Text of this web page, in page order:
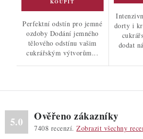
Perfektní odstín pro jemné
ozdoby Dodání jemného
tělového odstínu vašim
cukrářským výtvorům...
dorty i
dodat
5.0 Ověřeno zákazníky
7408 recenzí. Zobrazit všechny